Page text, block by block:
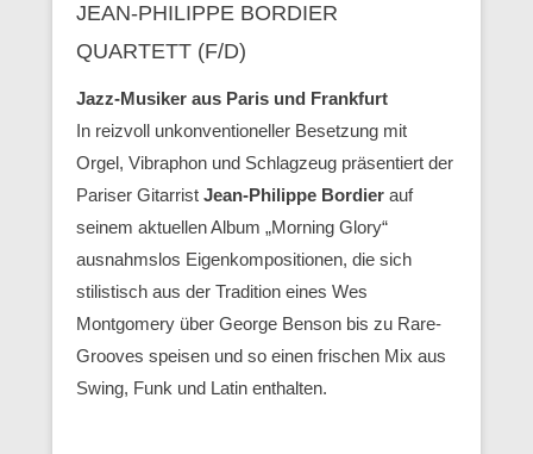
JEAN-PHILIPPE BORDIER
QUARTETT (F/D)
Jazz-Musiker aus Paris und Frankfurt
In reizvoll unkonventioneller Besetzung mit
Orgel, Vibraphon und Schlagzeug präsentiert der
Pariser Gitarrist Jean-Philippe Bordier auf
seinem aktuellen Album „Morning Glory“
ausnahmslos Eigenkompositionen, die sich
stilistisch aus der Tradition eines Wes
Montgomery über George Benson bis zu Rare-
Grooves speisen und so einen frischen Mix aus
Swing, Funk und Latin enthalten.